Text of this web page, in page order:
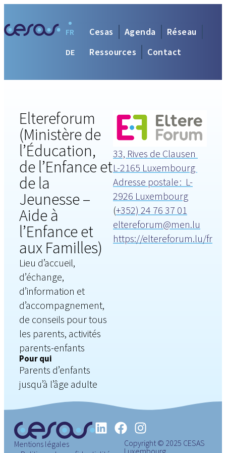
Cesas Agenda
Réseau
Ressources
Contact
FR
DE
Eltereforum
(Ministère de
l’Éducation,
de l’Enfance et
de la
Jeunesse –
Aide à
l’Enfance et
aux Familles)
Lieu d’accueil,
d’échange,
d’information et
d’accompagnement,
de conseils pour tous
les parents, activités
parents-enfants
Pour qui
Parents d’enfants
jusqu’à l’âge adulte
33, Rives de Clausen
L-2165 Luxembourg
Adresse postale : L-
2926 Luxembourg
(+352) 24 76 37 01
eltereforum@men.lu
https://eltereforum.lu/fr
Copyright © 2025 CESAS
Luxembourg.
Mentions légales